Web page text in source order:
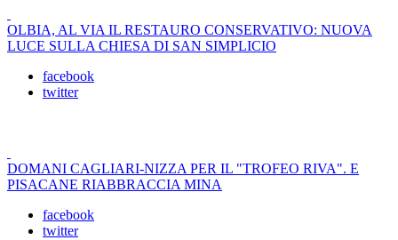
OLBIA, AL VIA IL RESTAURO CONSERVATIVO: NUOVA
LUCE SULLA CHIESA DI SAN SIMPLICIO
facebook
twitter
DOMANI CAGLIARI-NIZZA PER IL "TROFEO RIVA". E
PISACANE RIABBRACCIA MINA
facebook
twitter